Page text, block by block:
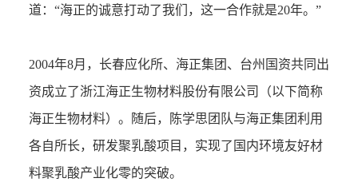
道：“海正的诚意打动了我们，这一合作就是20年。”
2004年8月，长春应化所、海正集团、台州国资共同出
资成立了浙江海正生物材料股份有限公司（以下简称
海正生物材料）。随后，陈学思团队与海正集团利用
各自所长，研发聚乳酸项目，实现了国内环境友好材
料聚乳酸产业化零的突破。